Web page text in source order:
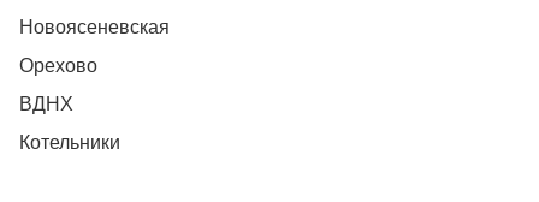
Новоясеневская
Орехово
ВДНХ
Котельники